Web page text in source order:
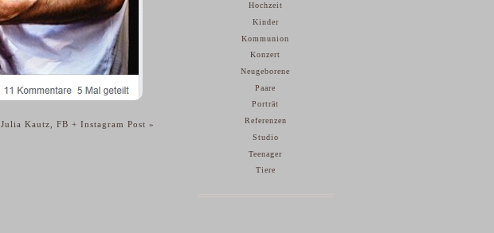
Julia Kautz, FB + Instagram Post »
Hochzeit
Kinder
Kommunion
Konzert
Neugeborene
Paare
Porträt
Referenzen
Studio
Teenager
Tiere